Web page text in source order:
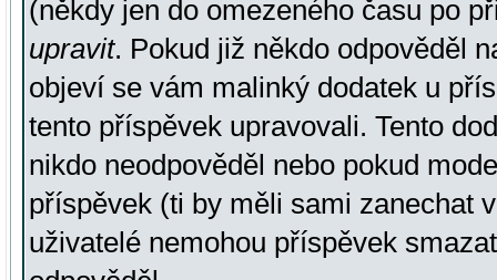
(někdy jen do omezeného času po
upravit. Pokud již někdo odpověděl
objeví se vám malinký dodatek u
tento příspěvek upravovali. Tento
nikdo neodpověděl nebo pokud
příspěvek (ti by měli sami zanechat
uživatelé nemohou příspěvek